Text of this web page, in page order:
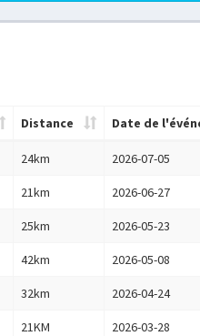
Distance Date de
24km 2026-07-05
21km 2026-06-27
25km 2026-05-23
42km 2026-05-08
32km 2026-04-24
21KM 2026-03-28